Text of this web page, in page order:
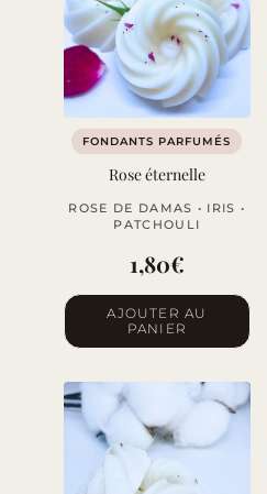
FONDANTS PARFUMÉS
Rose éternelle
ROSE DE DAMAS • IRIS •
PATCHOULI
1,80€
AJOUTER AU
PANIER